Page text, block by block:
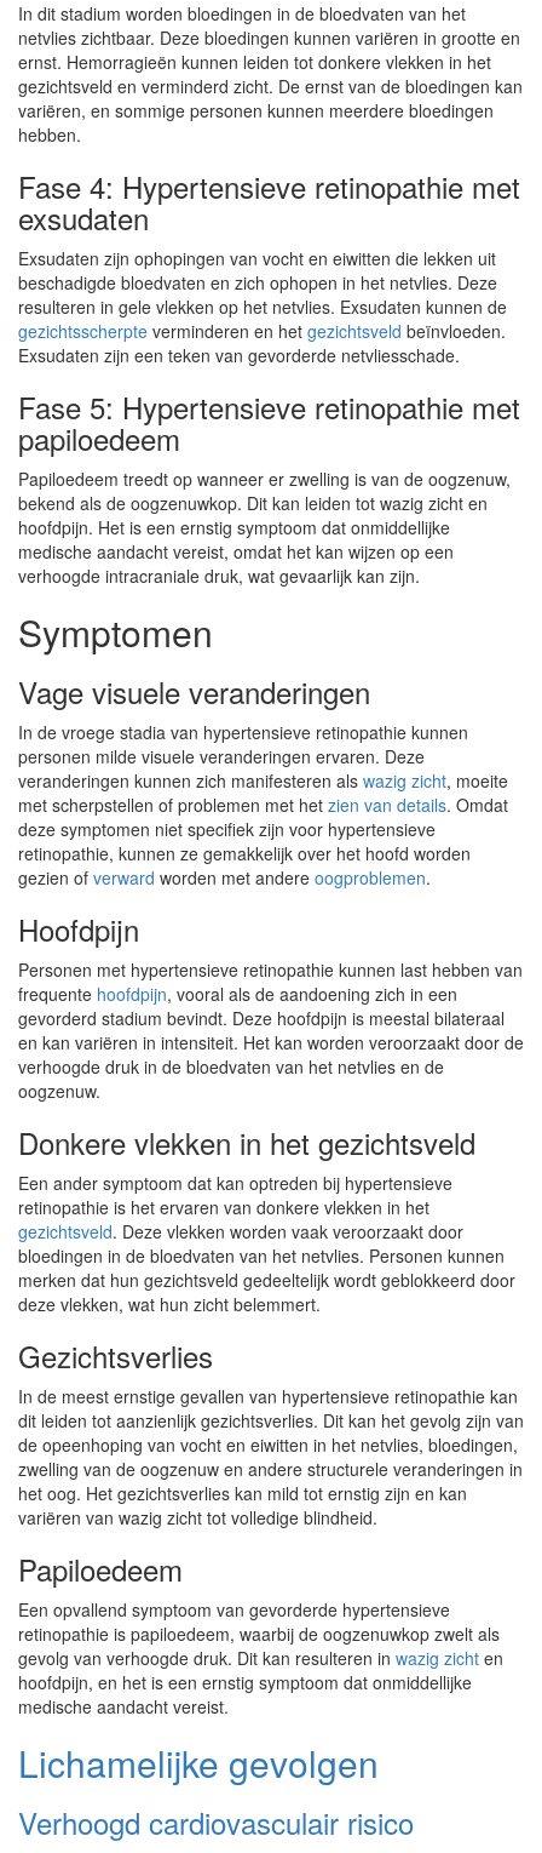
In dit stadium worden bloedingen in de bloedvaten van het
netvlies zichtbaar. Deze bloedingen kunnen variëren in grootte en
ernst. Hemorragieën kunnen leiden tot donkere vlekken in het
gezichtsveld en verminderd zicht. De ernst van de bloedingen kan
variëren, en sommige personen kunnen meerdere bloedingen
hebben.
Fase 4: Hypertensieve retinopathie met
exsudaten
Exsudaten zijn ophopingen van vocht en eiwitten die lekken uit
beschadigde bloedvaten en zich ophopen in het netvlies. Deze
resulteren in gele vlekken op het netvlies. Exsudaten kunnen de
gezichtsscherpte verminderen en het gezichtsveld beïnvloeden.
Exsudaten zijn een teken van gevorderde netvliesschade.
Fase 5: Hypertensieve retinopathie met
papiloedeem
Papiloedeem treedt op wanneer er zwelling is van de oogzenuw,
bekend als de oogzenuwkop. Dit kan leiden tot wazig zicht en
hoofdpijn. Het is een ernstig symptoom dat onmiddellijke
medische aandacht vereist, omdat het kan wijzen op een
verhoogde intracraniale druk, wat gevaarlijk kan zijn.
Symptomen
Vage visuele veranderingen
In de vroege stadia van hypertensieve retinopathie kunnen
personen milde visuele veranderingen ervaren. Deze
veranderingen kunnen zich manifesteren als wazig zicht, moeite
met scherpstellen of problemen met het zien van details. Omdat
deze symptomen niet specifiek zijn voor hypertensieve
retinopathie, kunnen ze gemakkelijk over het hoofd worden
gezien of verward worden met andere oogproblemen.
Hoofdpijn
Personen met hypertensieve retinopathie kunnen last hebben van
frequente hoofdpijn, vooral als de aandoening zich in een
gevorderd stadium bevindt. Deze hoofdpijn is meestal bilateraal
en kan variëren in intensiteit. Het kan worden veroorzaakt door de
verhoogde druk in de bloedvaten van het netvlies en de
oogzenuw.
Donkere vlekken in het gezichtsveld
Een ander symptoom dat kan optreden bij hypertensieve
retinopathie is het ervaren van donkere vlekken in het
gezichtsveld. Deze vlekken worden vaak veroorzaakt door
bloedingen in de bloedvaten van het netvlies. Personen kunnen
merken dat hun gezichtsveld gedeeltelijk wordt geblokkeerd door
deze vlekken, wat hun zicht belemmert.
Gezichtsverlies
In de meest ernstige gevallen van hypertensieve retinopathie kan
dit leiden tot aanzienlijk gezichtsverlies. Dit kan het gevolg zijn van
de opeenhoping van vocht en eiwitten in het netvlies, bloedingen,
zwelling van de oogzenuw en andere structurele veranderingen in
het oog. Het gezichtsverlies kan mild tot ernstig zijn en kan
variëren van wazig zicht tot volledige blindheid.
Papiloedeem
Een opvallend symptoom van gevorderde hypertensieve
retinopathie is papiloedeem, waarbij de oogzenuwkop zwelt als
gevolg van verhoogde druk. Dit kan resulteren in wazig zicht en
hoofdpijn, en het is een ernstig symptoom dat onmiddellijke
medische aandacht vereist.
Lichamelijke gevolgen
Verhoogd cardiovasculair risico